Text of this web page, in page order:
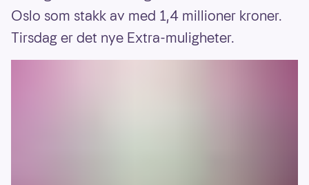
Oslo som stakk av med 1,4 millioner kroner.
Tirsdag er det nye Extra-muligheter.